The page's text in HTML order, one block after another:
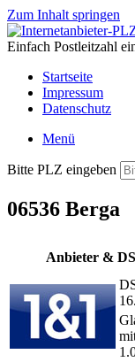
Zum Inhalt springen
Einfach Postleitzahl
Startseite
Impressum
Datenschutz
Menü
Bitte PLZ eingeben
06536 Berga
Anbieter &